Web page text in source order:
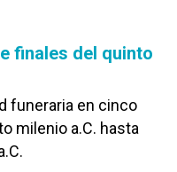
finales del quinto
funeraria en cinco
milenio a.C. hasta